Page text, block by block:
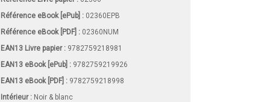
Référence eBook [ePub] : 02360EPB
Référence eBook [PDF] : 02360NUM
EAN13 Livre papier : 9782759218981
EAN13 eBook [ePub] : 9782759219926
EAN13 eBook [PDF] : 9782759218998
Intérieur : Noir & blanc